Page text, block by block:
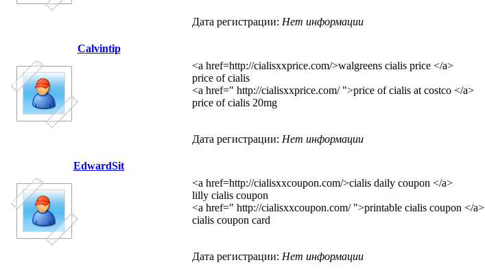
Дата регистрации: Нет информации
Calvintip
<a href=http://cialisxxprice.com/>walgreens cialis price </a>
price of cialis
<a href=" http://cialisxxprice.com/ ">price of cialis at costco </a>
price of cialis 20mg
Дата регистрации: Нет информации
EdwardSit
<a href=http://cialisxxcoupon.com/>cialis daily coupon </a>
lilly cialis coupon
<a href=" http://cialisxxcoupon.com/ ">printable cialis coupon </a>
cialis coupon card
Дата регистрации: Нет информации